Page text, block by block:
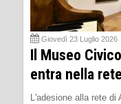
Giovedì 23 Luglio 2026
Il Museo
entra nella
L'adesione alla rete